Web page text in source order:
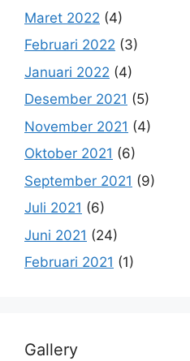
Maret 2022 (4)
Februari 2022 (3)
Januari 2022 (4)
Desember 2021 (5)
November 2021 (4)
Oktober 2021 (6)
September 2021 (9)
Juli 2021 (6)
Juni 2021 (24)
Februari 2021 (1)
Gallery